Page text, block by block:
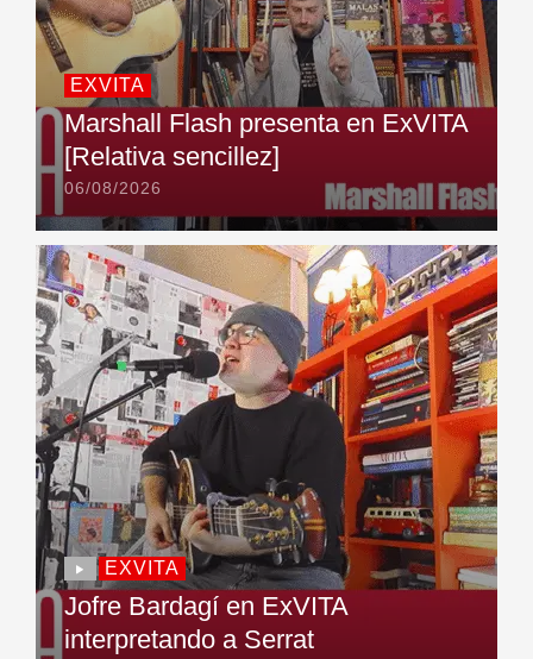
EXVITA
Marshall Flash presenta en ExVITA
[Relativa sencillez]
06/08/2026
EXVITA
Jofre Bardagí en ExVITA
interpretando a Serrat